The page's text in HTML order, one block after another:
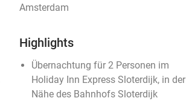
Amsterdam
Highlights
Übernachtung für 2 Personen im
Holiday Inn Express Sloterdijk, in der
Nähe des Bahnhofs Sloterdijk